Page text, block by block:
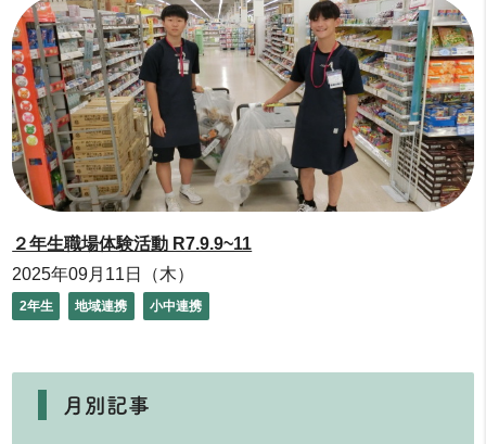
２年生職場体験活動 R7.9.9~11
2025年09月11日（木）
2年生 地域連携 小中連携
月別記事